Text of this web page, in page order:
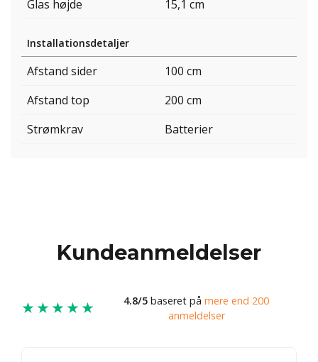
Glas højde
15,1 cm
Installationsdetaljer
Afstand sider
100 cm
Afstand top
200 cm
Strømkrav
Batterier
Kundeanmeldelser
★★★★★ 4.8/5 baseret på mere end 200
anmeldelser